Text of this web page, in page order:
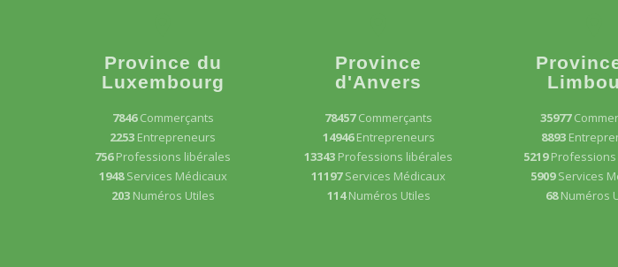
Province du
Luxembourg
7846Commerçants
2253 Entrepreneurs
756Professions libérales
1948Services Médicaux
203 Numéros Utiles
Province
d'Anvers
78457Commerçants
14946Entrepreneurs
13343 Professions libérales
11197Services Médicaux
114Numéros Utiles
35977
8893
5219
5909Services
68Numéros